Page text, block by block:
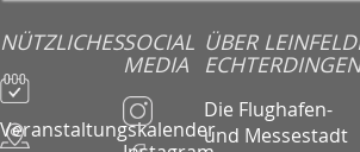
NÜTZLICHES
Veranstaltungskalender
SOCIAL
MEDIA
ÜBER
Die Flughafen-
und Messestadt